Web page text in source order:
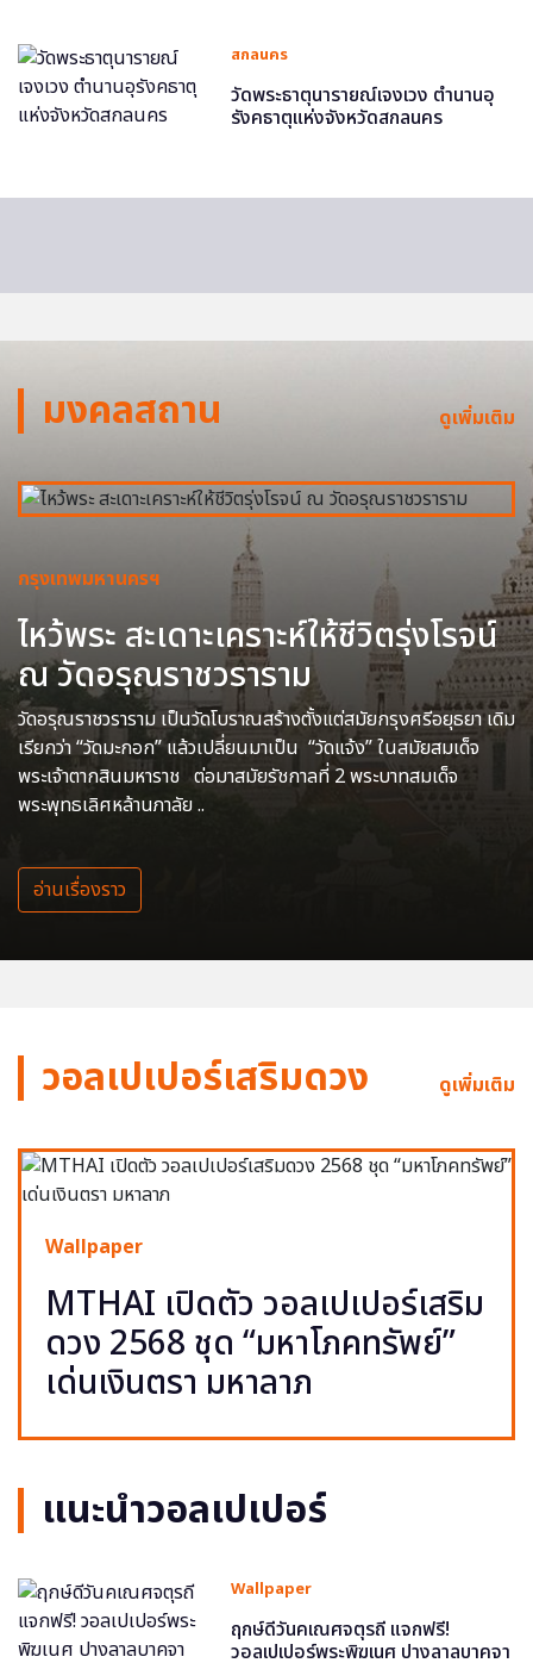
สกลนคร
วัดพระธาตุนารายณ์เจงเวง ตำนานอุ
รังคธาตุแห่งจังหวัดสกลนคร
มงคลสถาน ดูเพิ่มเติม
กรุงเทพมหานครฯ
ไหว้พระ สะเดาะเคราะห์ให้ชีวิตรุ่งโรจน์
ณ วัดอรุณราชวราราม
วัดอรุณราชวราราม เป็นวัดโบราณสร้างตั้งแต่สมัยกรุงศรีอยุธยา เดิม
เรียกว่า “วัดมะกอก” แล้วเปลี่ยนมาเป็น “วัดแจ้ง” ในสมัยสมเด็จ
พระเจ้าตากสินมหาราช ต่อมาสมัยรัชกาลที่ 2 พระบาทสมเด็จ
พระพุทธเลิศหล้านภาลัย ..
อ่านเรื่องราว
วอลเปเปอร์เสริมดวง ดูเพิ่มเติม
Wallpaper
MTHAI เปิดตัว วอลเปเปอร์เสริม
ดวง 2568 ชุด “มหาโภคทรัพย์”
เด่นเงินตรา มหาลาภ
แนะนำวอลเปเปอร์
Wallpaper
ฤกษ์ดีวันคเณศจตุรถี แจกฟรี!
วอลเปเปอร์พระพิฆเนศ ปางลาลบาคจา